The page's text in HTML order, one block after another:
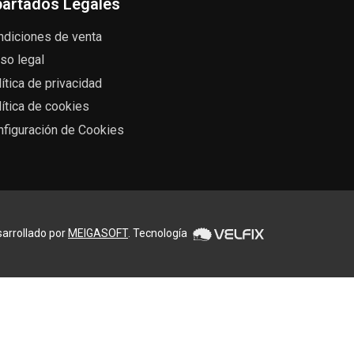
de venta
legal
de privacidad
de cookies
de Cookies
por MEIGASOFT. Tecnología